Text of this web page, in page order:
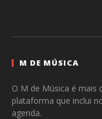
M DE MÚSICA
O M de Música é mais
plataforma que inclui
agenda.